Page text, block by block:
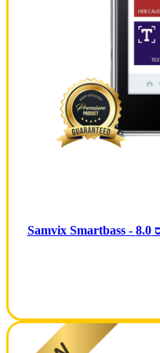
נגן MP3 כשר סאמויקס סמארטבאס 8.0 - Samvix Smartbass